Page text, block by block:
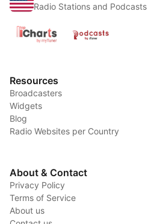
Radio Stations and Podcasts
Resources
Broadcasters
Widgets
Blog
Radio Websites per Country
About & Contact
Privacy Policy
Terms of Service
About us